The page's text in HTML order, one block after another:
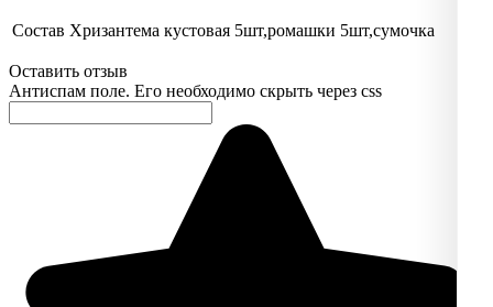
Состав Хризантема кустовая 5шт,ромашки 5шт,сумочка
Оставить отзыв
Антиспам поле. Его необходимо скрыть через css